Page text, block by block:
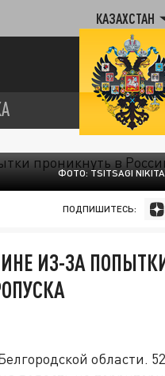
КАЗАХСТАН
ФОТО: TSITSAGI
ПОДПИШИТЕСЬ:
ИЗ-ЗА
области.